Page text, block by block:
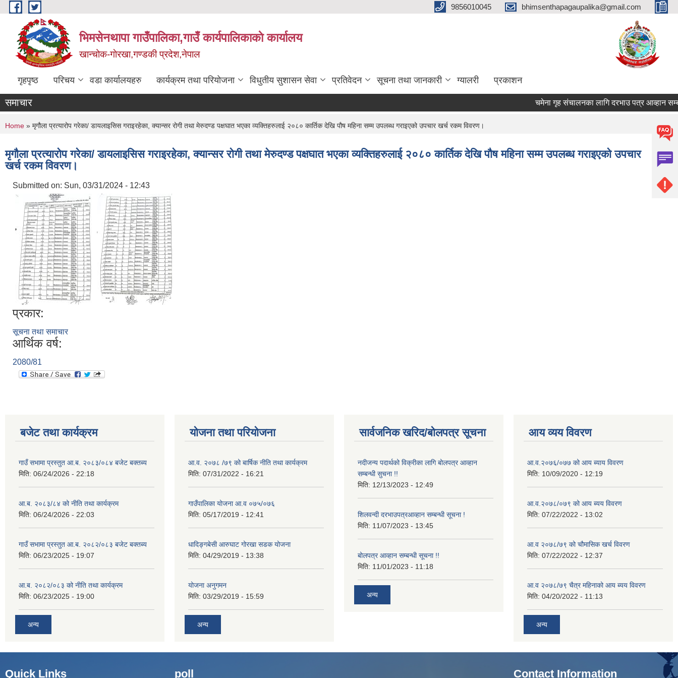
Skip to main content 9856010045 bhimsenthapagaupalika@gmail.com
भिमसेनथापा गाउँपालिका,गाउँ कार्यपालिकाकाे कार्यालय
खान्चोक-गाेरखा,गण्डकी प्रदेश,नेपाल
गृहपृष्ठ परिचय वडा कार्यालयहरु कार्यक्रम तथा परियोजना विधुतीय सुशासन सेवा प्रतिवेदन सूचना तथा जानकारी ग्यालरी प्रकाशन
समाचार चमेना गृह संचालनका लागि दरभाउ पत्र आव्हान
You are here
Home » मृगौला प्रत्यारोप गरेका/ डायलाइसिस गराइरहेका, क्यान्सर रोगी तथा मेरुदण्ड पक्षघात भएका व्यक्तिहरुलाई २०८० कार्तिक देखि पौष महिना सम्म उपलब्ध गराइएको उपचार खर्च रकम विवरण।
मृगौला प्रत्यारोप गरेका/ डायलाइसिस गराइरहेका, क्यान्सर रोगी तथा मेरुदण्ड पक्षघात भएका व्यक्तिहरुलाई २०८० कार्तिक देखि पौष महिना सम्म उपलब्ध गराइएको उपचार
खर्च रकम विवरण।
Submitted on: Sun, 03/31/2024 - 12:43
प्रकार:
सूचना तथा समाचार
आर्थिक वर्ष:
2080/81
बजेट तथा कार्यक्रम
गाउँ सभामा प्रस्तुत आ.ब. २०८३/०८४ बजेट बक्तब्य
मिति: 06/24/2026 - 22:18
आ.ब. २०८३/८४ को नीति तथा कार्यक्रम
मिति: 06/24/2026 - 22:03
गाउँ सभामा प्रस्तुत आ.ब. २०८२/०८३ बजेट बक्तब्य
मिति: 06/23/2025 - 19:07
आ.ब. २०८२/०८३ को नीति तथा कार्यक्रम
मिति: 06/23/2025 - 19:00
अन्य
योजना तथा परियोजना
आ.व. २०७८ /७९ को बार्षिक नीति तथा कार्यक्रम
मिति: 07/31/2022 - 16:21
गाउँपालिका योजना आ.व ०७५/०७६
मिति: 05/17/2019 - 12:41
धादिङ्गबेसी आरुघाट गोरखा सडक योजना
मिति: 04/29/2019 - 13:38
योजना अनुगमन
मिति: 03/29/2019 - 15:59
अन्य
सार्वजनिक खरिद/बोलपत्र सूचना
नदीजन्य पदार्थको विक्रीका लागि बोलपत्र आव्हान
सम्बन्धी सुचना !!
मिति: 12/13/2023 - 12:49
शिलवन्दी दरभाउपत्रआव्हान सम्बन्धी सूचना !
मिति: 11/07/2023 - 13:45
बोलपत्र आव्हान सम्बन्धी सूचना !!
मिति: 11/01/2023 - 11:18
अन्य
आय व्यय विवरण
आ.व.२०७६/०७७ को आय ब्याय विवरण
मिति: 10/09/2020 - 12:19
आ.व.२०७८/०७९ को आय ब्यय विवरण
मिति: 07/22/2022 - 13:02
आ.व २०७८/७९ को चौमासिक खर्च विवरण
मिति: 07/22/2022 - 12:37
आ.व २०७८/७९ चैत्र महिनाको आय ब्यय विवरण
मिति: 04/20/2022 - 11:13
अन्य
Quick Links poll Contact Information